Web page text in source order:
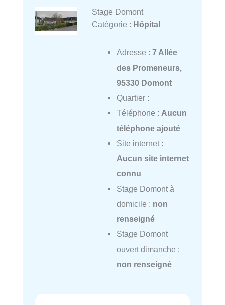
Stage Domont
Catégorie : Hôpital
Adresse : 7 Allée
des Promeneurs,
95330 Domont
Quartier :
Téléphone : Aucun
téléphone ajouté
Site internet :
Aucun site internet
connu
Stage Domont à
domicile : non
renseigné
Stage Domont
ouvert dimanche :
non renseigné